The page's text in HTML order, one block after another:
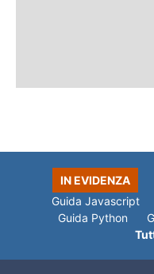
IN EVIDENZA
Guida Javascript
Guida Python